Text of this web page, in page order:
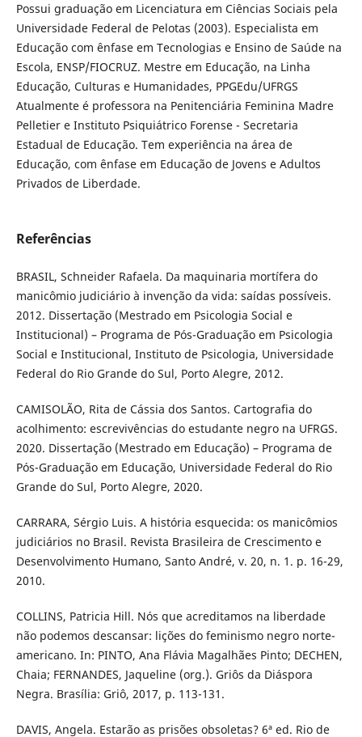
Possui graduação em Licenciatura em Ciências Sociais pela
Universidade Federal de Pelotas (2003). Especialista em
Educação com ênfase em Tecnologias e Ensino de Saúde na
Escola, ENSP/FIOCRUZ. Mestre em Educação, na Linha
Educação, Culturas e Humanidades, PPGEdu/UFRGS
Atualmente é professora na Penitenciária Feminina Madre
Pelletier e Instituto Psiquiátrico Forense - Secretaria
Estadual de Educação. Tem experiência na área de
Educação, com ênfase em Educação de Jovens e Adultos
Privados de Liberdade.
Referências
BRASIL, Schneider Rafaela. Da maquinaria mortífera do
manicômio judiciário à invenção da vida: saídas possíveis.
2012. Dissertação (Mestrado em Psicologia Social e
Institucional) – Programa de Pós-Graduação em Psicologia
Social e Institucional, Instituto de Psicologia, Universidade
Federal do Rio Grande do Sul, Porto Alegre, 2012.
CAMISOLÃO, Rita de Cássia dos Santos. Cartografia do
acolhimento: escrevivências do estudante negro na UFRGS.
2020. Dissertação (Mestrado em Educação) – Programa de
Pós-Graduação em Educação, Universidade Federal do Rio
Grande do Sul, Porto Alegre, 2020.
CARRARA, Sérgio Luis. A história esquecida: os manicômios
judiciários no Brasil. Revista Brasileira de Crescimento e
Desenvolvimento Humano, Santo André, v. 20, n. 1. p. 16-29,
2010.
COLLINS, Patricia Hill. Nós que acreditamos na liberdade
não podemos descansar: lições do feminismo negro norte-
americano. In: PINTO, Ana Flávia Magalhães Pinto; DECHEN,
Chaia; FERNANDES, Jaqueline (org.). Griôs da Diáspora
Negra. Brasília: Griô, 2017, p. 113-131.
DAVIS, Angela. Estarão as prisões obsoletas? 6ª ed. Rio de